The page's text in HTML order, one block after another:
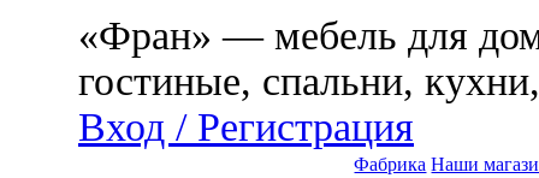
«Фран» — мебель для
гостиные, спальни,
Вход / Регистрация
Фабрика Наши